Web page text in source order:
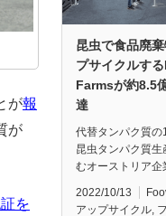
が報
が
を
昆虫で食品廃
プサイクルす
Farmsが約8.5
達
代替タンパク質の
昆虫タンパク質生
むオーストリア
2022/10/13
アップサイクル,